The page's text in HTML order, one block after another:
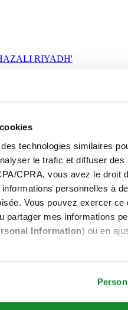
technologies similaires
le trafic et diffuser des
CPRA, vous avez le droit
personnelles à
Vous pouvez exercer ce
partager mes informations
Information) ou en
RIYADH'
RIYADH'